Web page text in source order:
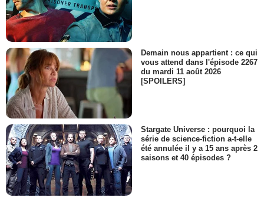
Demain nous appartient : ce qui
vous attend dans l'épisode 2267
du mardi 11 août 2026
[SPOILERS]
Stargate Universe : pourquoi la
série de science-fiction a-t-elle
été annulée il y a 15 ans après 2
saisons et 40 épisodes ?